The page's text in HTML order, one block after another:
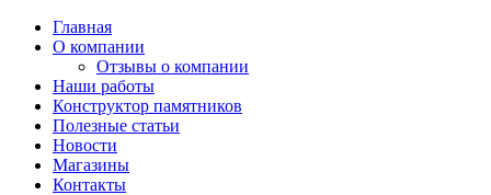
Главная
О компании
Отзывы о компании
Наши работы
Конструктор памятников
Полезные статьи
Новости
Магазины
Контакты